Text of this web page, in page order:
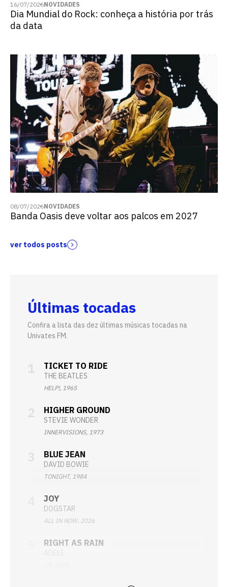
16/07/2026NOVIDADES
Dia Mundial do Rock: conheça a história por trás
da data
08/07/2026NOVIDADES
Banda Oasis deve voltar aos palcos em 2027
ver todos posts
Últimas tocadas
Confira a lista das dez últimas músicas tocadas na
Univates FM.
TICKET TO RIDE
THE BEATLES
HELP!, 1965
HIGHER GROUND
STEVIE WONDER
INNERVISIONS, 1973
BLUE JEAN
DAVID BOWIE
TONIGHT, 1984
JOY
DOGSTAR
ALL IN NOW, 2026
RIGHT AS RAIN